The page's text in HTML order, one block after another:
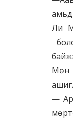
Ли
Мөн
—